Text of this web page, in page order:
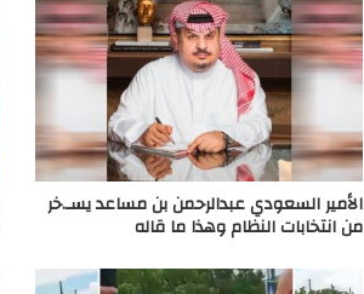
الأمير السعودي عبدالرحمن بن مساعد يسـ.خر
من انتخابات النظام وهذا ما قاله